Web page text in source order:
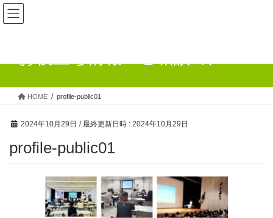
HOME profile-public01
2024年10月29日 / 最終更新日時 : 2024年10月29日
profile-public01